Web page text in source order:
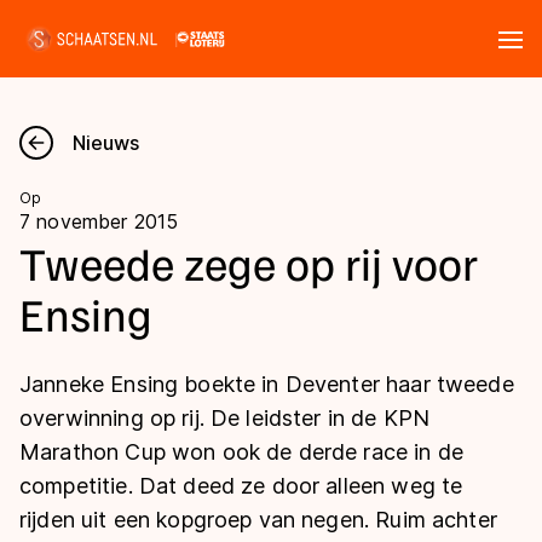
Nieuws
Kalender
Disciplines
Langebaan
Shorttrack
Inlineskaten
Uitslagen
Langebaan
Shorttrack
Marathon
Tijden & historie
Ranglijsten Langebaan
Nieuws
Op
7 november 2015
Tweede zege op rij voor
Ensing
Janneke Ensing boekte in Deventer haar tweede
overwinning op rij. De leidster in de KPN
Marathon Cup won ook de derde race in de
competitie. Dat deed ze door alleen weg te
rijden uit een kopgroep van negen. Ruim achter